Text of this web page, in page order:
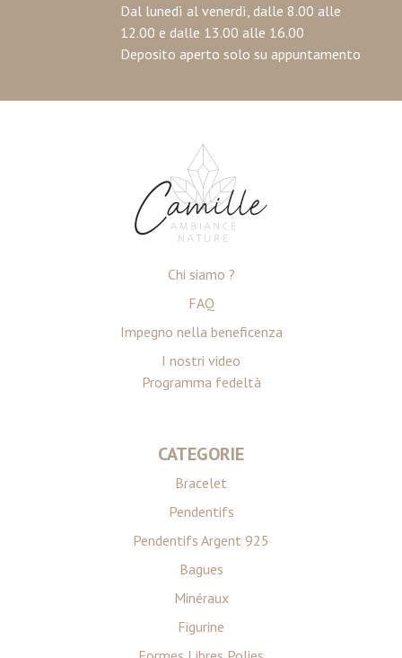
Dal lunedì al venerdì, dalle 8.00 alle
12.00 e dalle 13.00 alle 16.00
Deposito aperto solo su appuntamento
Chi siamo ?
FAQ
Impegno nella beneficenza
I nostri video
Programma fedeltà
CATEGORIE
Bracelet
Pendentifs
Pendentifs Argent 925
Bagues
Minéraux
Figurine